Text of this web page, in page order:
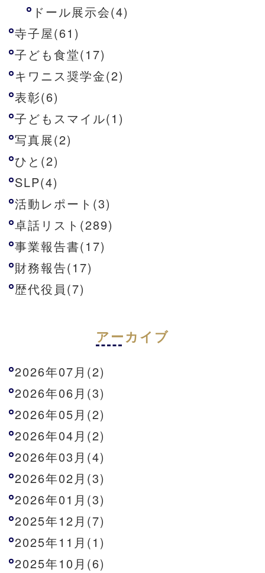
ドール展示会(4)
寺子屋(61)
子ども食堂(17)
キワニス奨学金(2)
表彰(6)
子どもスマイル(1)
写真展(2)
ひと(2)
SLP(4)
活動レポート(3)
卓話リスト(289)
事業報告書(17)
財務報告(17)
歴代役員(7)
アーカイブ
2026年07月(2)
2026年06月(3)
2026年05月(2)
2026年04月(2)
2026年03月(4)
2026年02月(3)
2026年01月(3)
2025年12月(7)
2025年11月(1)
2025年10月(6)